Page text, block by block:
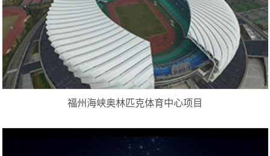
福州海峡奥林匹克体育中心项目